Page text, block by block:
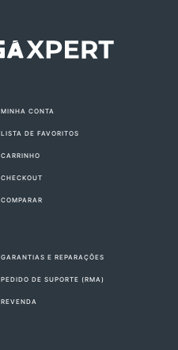
MINHA CONTA
LISTA DE FAVORITOS
CARRINHO
CHECKOUT
COMPARAR
GARANTIAS E REPARAÇÕES
PEDIDO DE SUPORTE (RMA)
REVENDA